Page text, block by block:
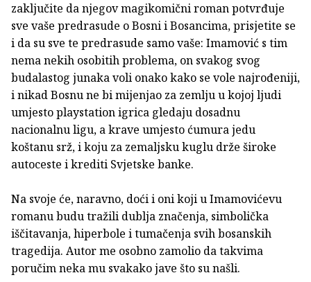
zaključite da njegov magikomični roman potvrđuje
sve vaše predrasude o Bosni i Bosancima, prisjetite se
i da su sve te predrasude samo vaše: Imamović s tim
nema nekih osobitih problema, on svakog svog
budalastog junaka voli onako kako se vole najrođeniji,
i nikad Bosnu ne bi mijenjao za zemlju u kojoj ljudi
umjesto playstation igrica gledaju dosadnu
nacionalnu ligu, a krave umjesto ćumura jedu
koštanu srž, i koju za zemaljsku kuglu drže široke
autoceste i krediti Svjetske banke.
Na svoje će, naravno, doći i oni koji u Imamovićevu
romanu budu tražili dublja značenja, simbolička
iščitavanja, hiperbole i tumačenja svih bosanskih
tragedija. Autor me osobno zamolio da takvima
poručim neka mu svakako jave što su našli.